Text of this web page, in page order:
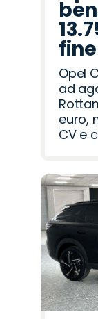
Opel
ad
euro,
CV e